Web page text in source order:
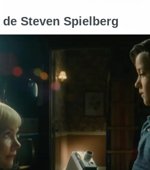
de Steven Spielberg